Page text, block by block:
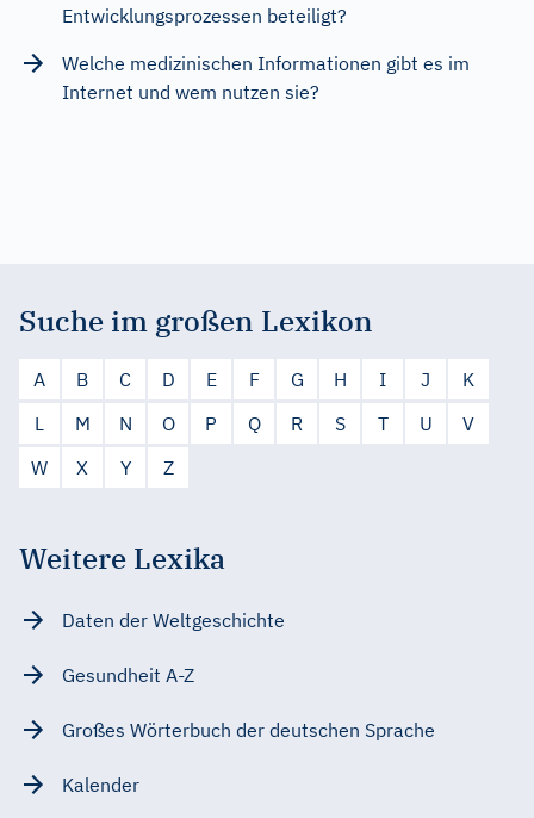
Entwicklungsprozessen beteiligt?
Welche medizinischen Informationen gibt es im
Internet und wem nutzen sie?
Suche im großen Lexikon
A B C D E F G H I J
K
L
M N O P Q R S T U
V
W
X Y Z
Weitere Lexika
Daten der Weltgeschichte
Gesundheit A-Z
Großes Wörterbuch der deutschen Sprache
Kalender